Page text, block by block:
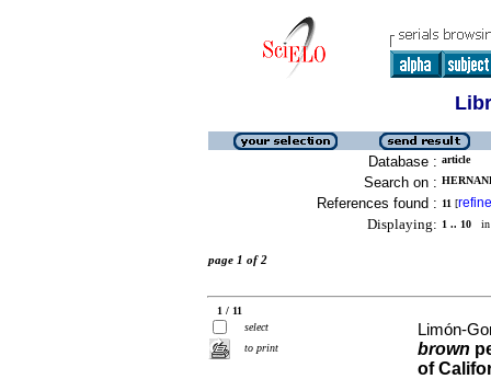
Database : article
Search on :
References found : 11 [refine
Displaying: 1 .. 10 in
page 1 of 2
1 / 11
select
to print
Limón-
brown
of